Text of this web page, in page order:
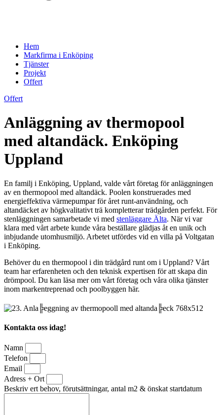
Hem
Markfirma i Enköping
Tjänster
Projekt
Offert
Offert
Anläggning av thermopool
med altandäck. Enköping
Uppland
En familj i Enköping, Uppland, valde vårt företag för anläggningen
av en thermopool med altandäck. Poolen konstruerades med
energieffektiva värmepumpar för året runt-användning, och
altandäcket av högkvalitativt trä kompletterar trädgården perfekt. För
stenläggningen samarbetade vi med stenläggare Älta. När vi var
klara med vårt arbete kunde våra beställare glädjas åt en unik och
inbjudande utomhusmiljö. Arbetet utfördes vid en villa på Voltgatan
i Enköping.
Behöver du en thermopool i din trädgård runt om i Uppland? Vårt
team har erfarenheten och den teknisk expertisen för att skapa din
drömpool. Du kan läsa mer om vårt företag och våra olika tjänster
inom markentreprenad och poolbyggen här.
Kontakta oss idag!
Namn
Telefon
Email
Adress + Ort
Beskriv ert behov, förutsättningar, antal m2 & önskat startdatum